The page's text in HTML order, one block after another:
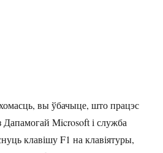
вы ўбачыце, што працэс
Дапамогай Microsoft і служба
клавішу F1 на клавіятуры,